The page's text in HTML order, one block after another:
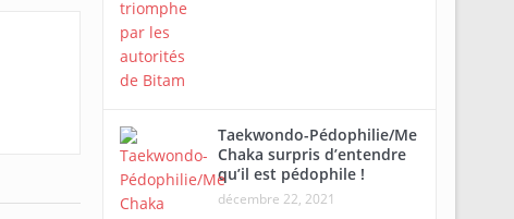
Taekwondo-Pédophilie/Me
Chaka surpris d’entendre
qu’il est pédophile !
décembre 22, 2021